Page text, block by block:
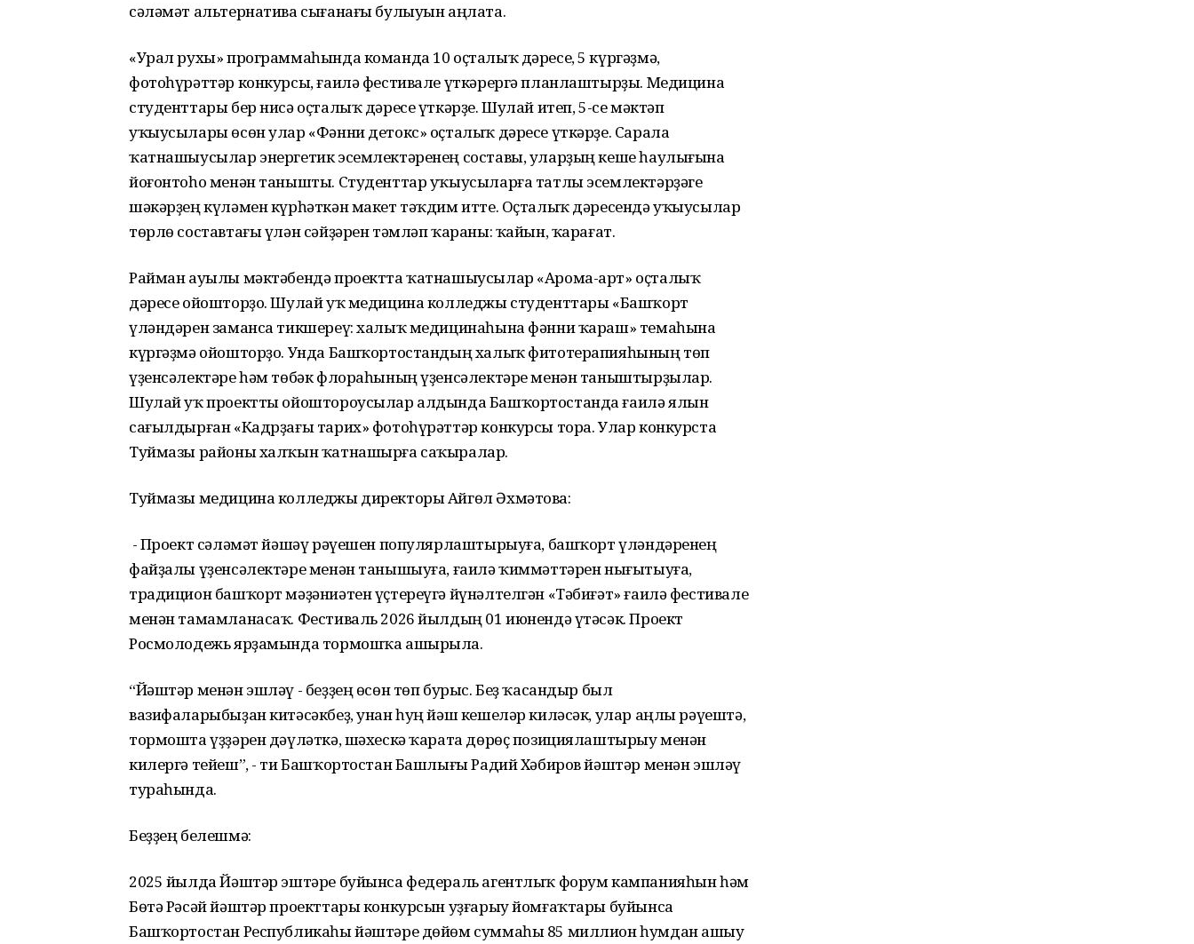
сәләмәт альтернатива сығанағы булыуын аңлата.
«Урал рухы» программаһында команда 10 оҫталыҡ дәресе, 5 күргәҙмә,
фотоһүрәттәр конкурсы, ғаилә фестивале үткәрергә планлаштырҙы. Медицина
студенттары бер нисә оҫталыҡ дәресе үткәрҙе. Шулай итеп, 5-се мәктәп
уҡыусылары өсөн улар «Фәнни детокс» оҫталыҡ дәресе үткәрҙе. Сарала
ҡатнашыусылар энергетик эсемлектәренең составы, уларҙың кеше һаулығына
йоғонтоһо менән танышты. Студенттар уҡыусыларға татлы эсемлектәрҙәге
шәкәрҙең күләмен күрһәткән макет тәҡдим итте. Оҫталыҡ дәресендә уҡыусылар
төрлө составтағы үлән сәйҙәрен тәмләп ҡараны: ҡайын, ҡарағат.
Райман ауылы мәктәбендә проектта ҡатнашыусылар «Арома-арт» оҫталыҡ
дәресе ойошторҙо. Шулай уҡ медицина колледжы студенттары «Башҡорт
үләндәрен заманса тикшереү: халыҡ медицинаһына фәнни ҡараш» темаһына
күргәҙмә ойошторҙо. Унда Башҡортостандың халыҡ фитотерапияһының төп
үҙенсәлектәре һәм төбәк флораһының үҙенсәлектәре менән таныштырҙылар.
Шулай уҡ проектты ойоштороусылар алдында Башҡортостанда ғаилә ялын
сағылдырған «Кадрҙағы тарих» фотоһүрәттәр конкурсы тора. Улар конкурста
Туймазы районы халҡын ҡатнашырға саҡыралар.
Туймазы медицина колледжы директоры Айгөл Әхмәтова:
- Проект сәләмәт йәшәү рәүешен популярлаштырыуға, башҡорт үләндәренең
файҙалы үҙенсәлектәре менән танышыуға, ғаилә ҡиммәттәрен нығытыуға,
традицион башҡорт мәҙәниәтен үҫтереүгә йүнәлтелгән «Тәбиғәт» ғаилә фестивале
менән тамамланасаҡ. Фестиваль 2026 йылдың 01 июнендә үтәсәк. Проект
Росмолодежь ярҙамында тормошҡа ашырыла.
“Йәштәр менән эшләү - беҙҙең өсөн төп бурыс. Беҙ ҡасандыр был
вазифаларыбыҙан китәсәкбеҙ, унан һуң йәш кешеләр киләсәк, улар аңлы рәүештә,
тормошта үҙҙәрен дәүләткә, шәхескә ҡарата дөрөҫ позициялаштырыу менән
килергә тейеш”, - ти Башҡортостан Башлығы Радий Хәбиров йәштәр менән эшләү
тураһында.
Беҙҙең белешмә:
2025 йылда Йәштәр эштәре буйынса федераль агентлыҡ форум кампанияһын һәм
Бөтә Рәсәй йәштәр проекттары конкурсын уҙғарыу йомғаҡтары буйынса
Башҡортостан Республикаһы йәштәре дөйөм суммаһы 85 миллион һумдан ашыу